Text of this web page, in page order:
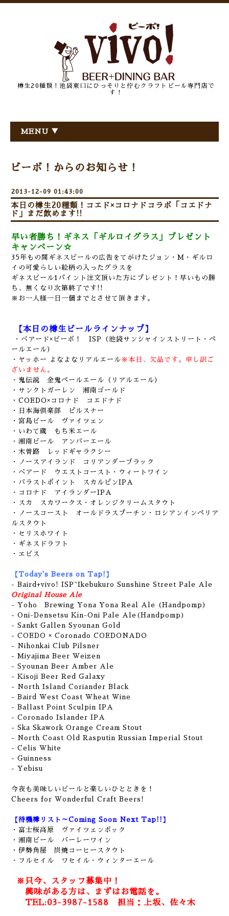
樽生20種類！池袋東口にひっそりと佇むクラフトビール専門店で
す！
MENU ▼
ビーボ！からのお知らせ！
2013-12-09 01:43:00
本日の樽生20種類！コエド×コロナドコラボ「コエドナ
ド」まだ飲めます!!
早い者勝ち！ギネス「ギルロイグラス」プレゼント
キャンペーン☆
35年もの間ギネスビールの広告をてがけたジョン・M・ギルロ
イの可愛らしい絵柄の入ったグラスを
ギネスビール1パイント注文頂いた方にプレゼント！早いもの勝
ち、無くなり次第終了です!!
※お一人様一日一個までとさせて頂きます。
【本日の樽生ビールラインナップ】
・ベアード×ビーボ！ ISP（池袋サンシャインストリート・ペ
ールエール）
・ヤッホー よなよなリアルエール ※本日、欠品です。申し訳ご
ざいません。
・鬼伝説 金鬼ペールエール（リアルエール）
・サンクトガーレン 湘南ゴールド
・COEDO×コロナド コエドナド
・日本海倶楽部 ピルスナー
・宮島ビール ヴァイツェン
・いわて蔵 もち米エール
・湘南ビール アンバーエール
・木曽路 レッドギャラクシー
・ノースアイランド コリアンダーブラック
・ベアード ウエストコースト・ウィートワイン
・バラストポイント スカルピンIPA
・コロナド アイランダーIPA
・スカ スカワークス・オレンジクリームスタウト
・ノースコースト オールドラスプーチン・ロシアンインペリア
ルスタウト
・セリスホワイト
・ギネスドラフト
・ヱビス
【Today's Beers on Tap!】
- Baird+vivo! ISP~Ikebukuro Sunshine Street Pale Ale
Original House Ale
- Yoho Brewing Yona Yona Real Ale (Handpomp)
- Oni-Densetsu Kin-Oni Pale Ale(Handpomp)
- Sankt Gallen Syounan Gold
- COEDO × Coronado COEDONADO
- Nihonkai Club Pilsner
- Miyajima Beer Weizen
- Syounan Beer Amber Ale
- Kisoji Beer Red Galaxy
- North Island Coriander Black
- Baird West Coast Wheat Wine
- Ballast Point Sculpin IPA
- Coronado Islander IPA
- Ska Skawork Orange Cream Stout
- North Coast Old Rasputin Russian Imperial Stout
- Celis White
- Guinness
- Yebisu
今夜も美味しいビールと楽しいひとときを！
Cheers for Wonderful Craft Beers!
【待機樽リスト～Coming Soon Next Tap!!】
・富士桜高原 ヴァイツェンボック
・ 湘南ビール バーレーワイン
・伊勢角屋 炭焼コーヒースタウト
・フルセイル ワセイル・ウィンターエール
※只今、スタッフ募集中！
興味がある方は、まずはお電話を。
TEL:03-3987-1588 担当：上坂、佐々木